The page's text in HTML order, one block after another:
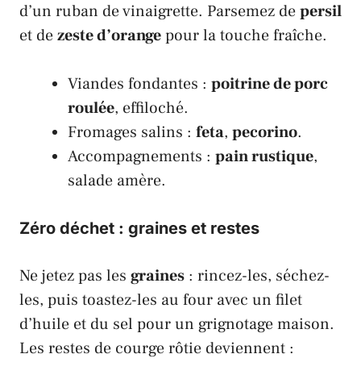
d’un ruban de vinaigrette. Parsemez depersil
et dezeste d’orangepour la touche fraîche.
Viandes fondantes : poitrine de porc
roulée, effiloché.
Fromages salins : feta, pecorino.
Accompagnements : pain rustique,
salade amère.
Zéro déchet : graines et restes
Ne jetez pas les graines : rincez-les, séchez-
les, puis toastez-les au four avec un filet
d’huile et du sel pour un grignotage maison.
Les restes de courge rôtie deviennent :